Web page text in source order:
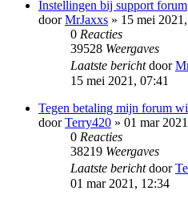
Instellingen bij support forum
doorMrJaxxs » 15 mei
0 Reacties
39528 Weergaves
Laatste berichtdoor
15 mei 2021, 07:41
Tegen betaling mijn forum
doorTerry420 » 01 mar
0 Reacties
38219 Weergaves
Laatste berichtdoor
01 mar 2021, 12:34